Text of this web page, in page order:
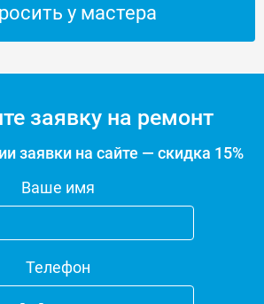
у мастера
заявку на ремонт
заявки на сайте — скидка 15%
Ваше имя
Телефон